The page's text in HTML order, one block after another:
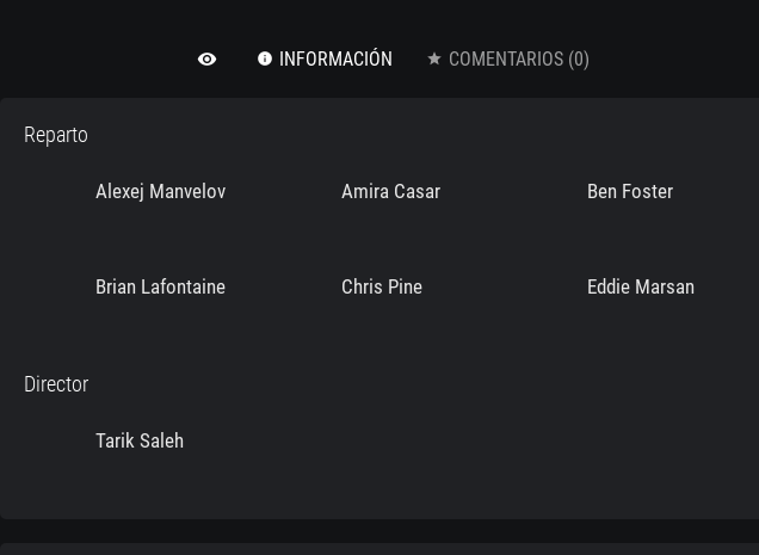
remove_red_eye info INFORMACIÓN star COMENTARIOS (0)
Reparto
Alexej Manvelov Amira Casar Ben Foster
Brian Lafontaine Chris Pine Eddie Marsan
Director
Tarik Saleh